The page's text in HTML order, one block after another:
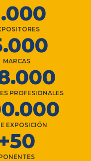
MARCAS
PROFESIONALES
EXPOSICIÓN
50